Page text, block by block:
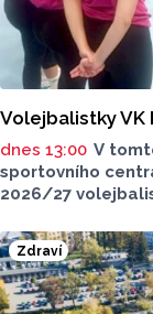
Volejbalistky VK
dnes 13:00 V
sportovního
2026/27
Zdraví